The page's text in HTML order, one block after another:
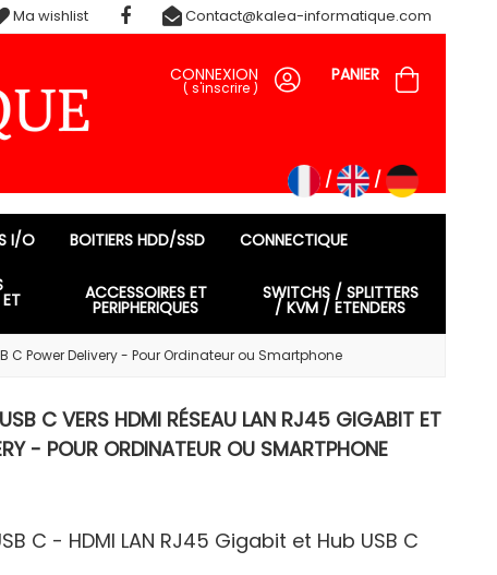
CONNEXION
( s'inscrire )
PANIER
I/O BOITIERS HDD/SSD CONNECTIQUE
ACCESSOIRES ET
PERIPHERIQUES
SWITCHS / SPLITTERS
/ KVM / ETENDERS
C Power Delivery - Pour Ordinateur ou Smartphone
C VERS HDMI RÉSEAU LAN RJ45 GIGABIT ET
- POUR ORDINATEUR OU SMARTPHONE
C - HDMI LAN RJ45 Gigabit et Hub USB C
Ma wishlist Contact@kalea-informatique.com